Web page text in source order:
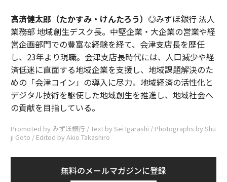
高済健太郎（たかすみ・けんたろう） ◎みずほ銀行 法人
業務部 地域創生デスク長。中堅企業・大企業の営業や経
営企画部門での豊富な経験を経て、会津支店長を歴任
し、23年より現職。会津支店長時代には、人口減少や経
済低迷に直面する地域企業を支援し、地域課題解決のた
めの「会津コイン」の導入に尽力。地域経済の活性化と
デジタル技術を駆使した地域創生を推進し、地域社会へ
の貢献を目指している。
Promoted by みずほ銀行 / Text by Sei Igarashi / Photographs by Shu
ji Goto / Edited by Akio Takashiro
無料のメールマガジンに登録